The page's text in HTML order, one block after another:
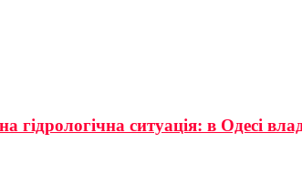
гідрологічна ситуація: в Одесі